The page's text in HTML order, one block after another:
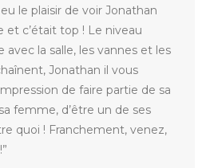
le plaisir de voir Jonathan
et c’était top ! Le niveau
avec la salle, les vannes et les
Jonathan il vous
de faire partie de sa
femme, d’être un de ses
quoi ! Franchement, venez,